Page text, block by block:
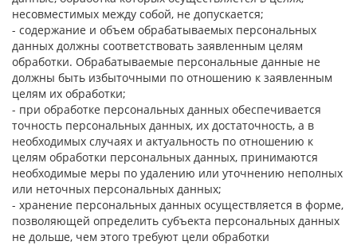
несовместимых между собой, не допускается;
- содержание и объем обрабатываемых персональных
данных должны соответствовать заявленным целям
обработки. Обрабатываемые персональные данные не
должны быть избыточными по отношению к заявленным
целям их обработки;
- при обработке персональных данных обеспечивается
точность персональных данных, их достаточность, а в
необходимых случаях и актуальность по отношению к
целям обработки персональных данных, принимаются
необходимые меры по удалению или уточнению неполных
или неточных персональных данных;
- хранение персональных данных осуществляется в форме,
позволяющей определить субъекта персональных данных
не дольше, чем этого требуют цели обработки